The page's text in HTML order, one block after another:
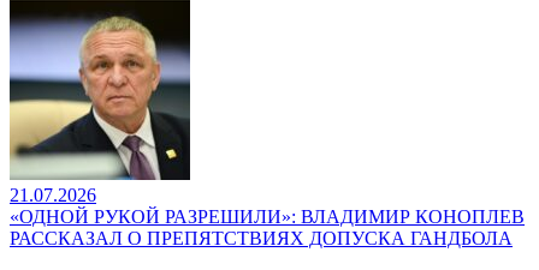
21.07.2026
«ОДНОЙ РУКОЙ РАЗРЕШИЛИ»: ВЛАДИМИР КОНОПЛЕВ
РАССКАЗАЛ О ПРЕПЯТСТВИЯХ ДОПУСКА ГАНДБОЛА